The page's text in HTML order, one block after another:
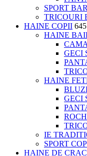
SPORT
TRICOURI
HAINE COPII 645
HAINE
GECI
HAINE
GECI
IE
SPORT
HAINE DE